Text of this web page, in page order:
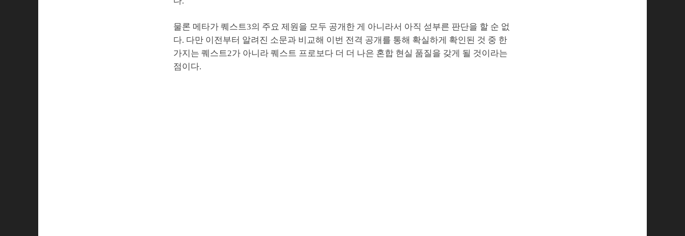
물론 메타가 퀘스트3의 주요 제원을 모두 공개한 게 아니라서 아직 섣부른 판단을 할 순 없
다. 다만 이전부터 알려진 소문과 비교해 이번 전격 공개를 통해 확실하게 확인된 것 중 한
가지는 퀘스트2가 아니라 퀘스트 프로보다 더 더 나은 혼합 현실 품질을 갖게 될 것이라는
점이다.